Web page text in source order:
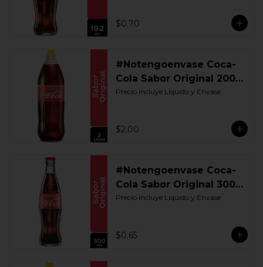
$0.70
#Notengoenvase Coca-
Cola Sabor Original 2000
ML. Retornable
Precio incluye Liquido y Envase
$2.00
#Notengoenvase Coca-
Cola Sabor Original 300
ML. Retornable
Precio incluye Liquido y Envase
$0.65